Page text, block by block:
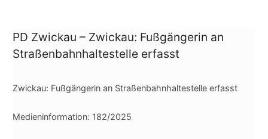
PD Zwickau – Zwickau: Fußgängerin an
Straßenbahnhaltestelle erfasst
Zwickau: Fußgängerin an Straßenbahnhaltestelle erfasst
Medieninformation: 182/2025